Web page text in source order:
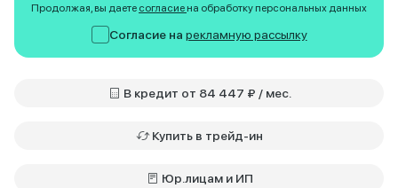
Продолжая, вы даете согласие на обработку персональных данных
Согласие на рекламную рассылку
В кредит от 84 447 ₽ / мес.
Купить в трейд-ин
Юр.лицам и ИП